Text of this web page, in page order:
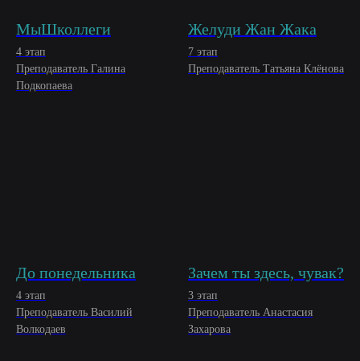
МыШколлеги
4 этап
Преподаватель Галина
Подкопаева
Желуди Жан Жака
7 этап
Преподаватель Татьяна Клёнова
До понедельника
4 этап
Преподаватель Василий
Волкодаев
Зачем ты здесь, чувак?
3 этап
Преподаватель Анастасия
Захарова